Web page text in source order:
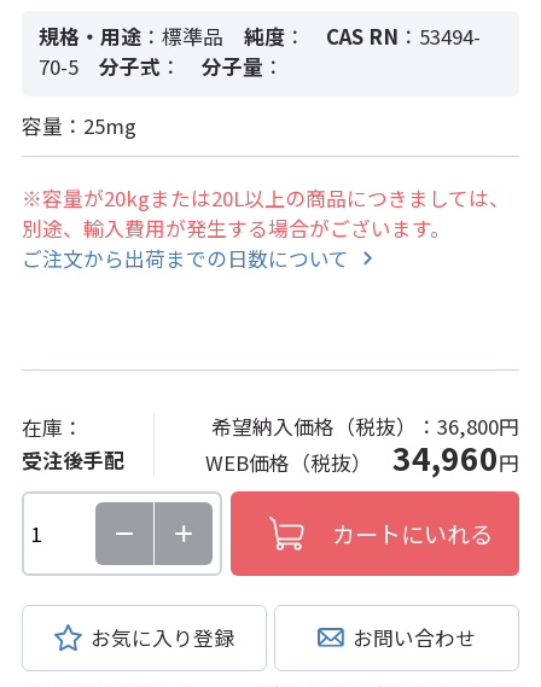
規格・用途 ：標準品 純度： CAS RN ：53494-
70-5
分子式 ： 分子量 ：
容量：25mg
※容量が20kgまたは20L以上の商品につきましては、
別途、輸入費用が発生する場合がございます。
ご注文から出荷までの日数について
在庫：
受注後手配
希望納入価格（税抜）：36,800円
WEB価格（税抜）34,960円
お気に入り登録 お問い合わせ